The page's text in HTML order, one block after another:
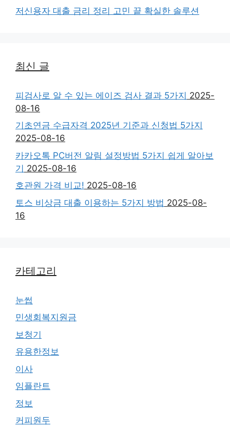
저신용자 대출 금리 정리 고민 끝 확실한 솔루션
최신 글
피검사로 알 수 있는 에이즈 검사 결과 5가지 2025-
08-16
기초연금 수급자격 2025년 기준과 신청법 5가지
2025-08-16
카카오톡 PC버전 알림 설정방법 5가지 쉽게 알아보
기 2025-08-16
호관원 가격 비교! 2025-08-16
토스 비상금 대출 이용하는 5가지 방법 2025-08-
16
카테고리
눈썹
민생회복지원금
보청기
유용한정보
이사
임플란트
정보
커피원두